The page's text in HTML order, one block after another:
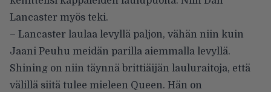
Lancaster myös teki.
– Lancaster laulaa levyllä paljon, vähän niin kuin
Jaani Peuhu meidän parilla aiemmalla levyllä.
Shining on niin täynnä brittiäijän lauluraitoja, että
välillä siitä tulee mieleen Queen. Hän on